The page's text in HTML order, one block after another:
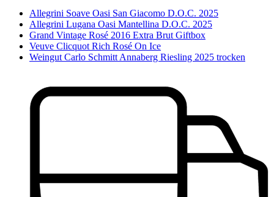
Allegrini Soave Oasi San Giacomo D.O.C. 2025
Allegrini Lugana Oasi Mantellina D.O.C. 2025
Grand Vintage Rosé 2016 Extra Brut Giftbox
Veuve Clicquot Rich Rosé On Ice
Weingut Carlo Schmitt Annaberg Riesling 2025 trocken